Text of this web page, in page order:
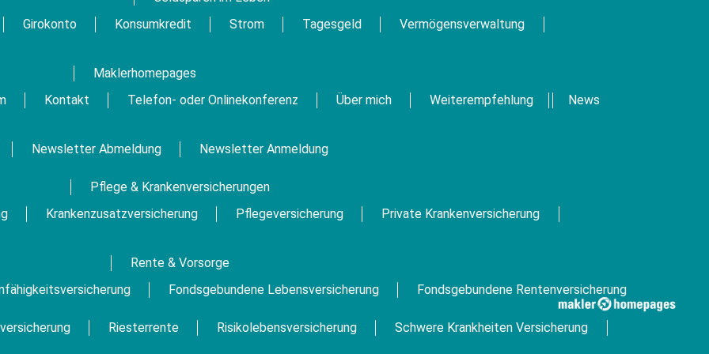
Girokonto
Konsumkredit Strom Tagesgeld Vermögensverwaltung
Maklerhomepages
Kontakt Telefon- oder Onlinekonferenz Über mich Weiterempfehlung News
Newsletter Abmeldung Newsletter Anmeldung
Pflege & Krankenversicherungen
Krankenzusatzversicherung Pflegeversicherung Private Krankenversicherung
Rente & Vorsorge
Fondsgebundene Lebensversicherung Fondsgebundene Rentenversicherung
Riesterrente Risikolebensversicherung Schwere Krankheiten Versicherung